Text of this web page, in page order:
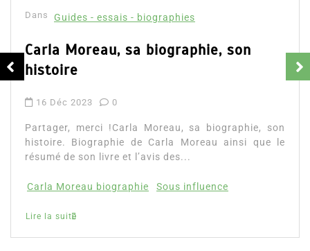
Dans Guides - essais - biographies
Carla Moreau, sa biographie, son
histoire
16 Déc 2023 0
Partager, merci !Carla Moreau, sa biographie, son
histoire. Biographie de Carla Moreau ainsi que le
résumé de son livre et l’avis des...
Carla Moreau biographie Sous influence
Lire la suite